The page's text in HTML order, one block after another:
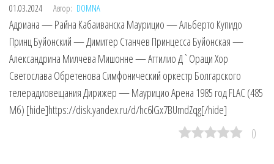
01.03.2024 Автор: DOMNA
Адриана — Райна Кабаиванска Маурицио — Альберто Купидо
Принц Буйонский — Димитер Станчев Принцесса Буйонская —
Александрина Милчева Мишонне — Аттилио Д`Ораци Хор
Светослава Обретенова Симфонический оркестр Болгарского
телерадиовещания Дирижер — Маурицио Арена 1985 год FLAC (485
Мб) [hide]https://disk.yandex.ru/d/hc6lGx7BUmdZqg[/hide]
0